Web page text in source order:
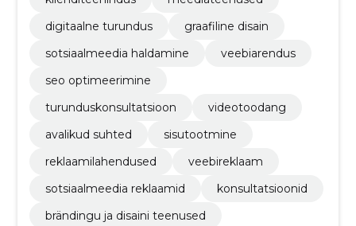
digitaalne turundus
graafiline disain
sotsiaalmeedia haldamine
veebiarendus
seo optimeerimine
turunduskonsultatsioon
videotoodang
avalikud suhted
sisutootmine
reklaamilahendused
veebireklaam
sotsiaalmeedia reklaamid
konsultatsioonid
brändingu ja disaini teenused